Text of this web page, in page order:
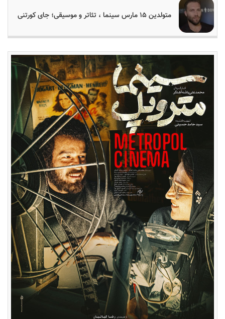
متولدین ۱۵ مارس سینما ، تئاتر و موسیقی؛ جای کورتنی